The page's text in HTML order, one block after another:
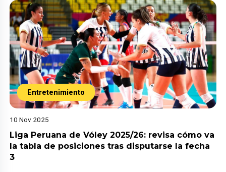
Entretenimiento
10 Nov 2025
Liga Peruana de Vóley 2025/26: revisa cómo va
la tabla de posiciones tras disputarse la fecha
3